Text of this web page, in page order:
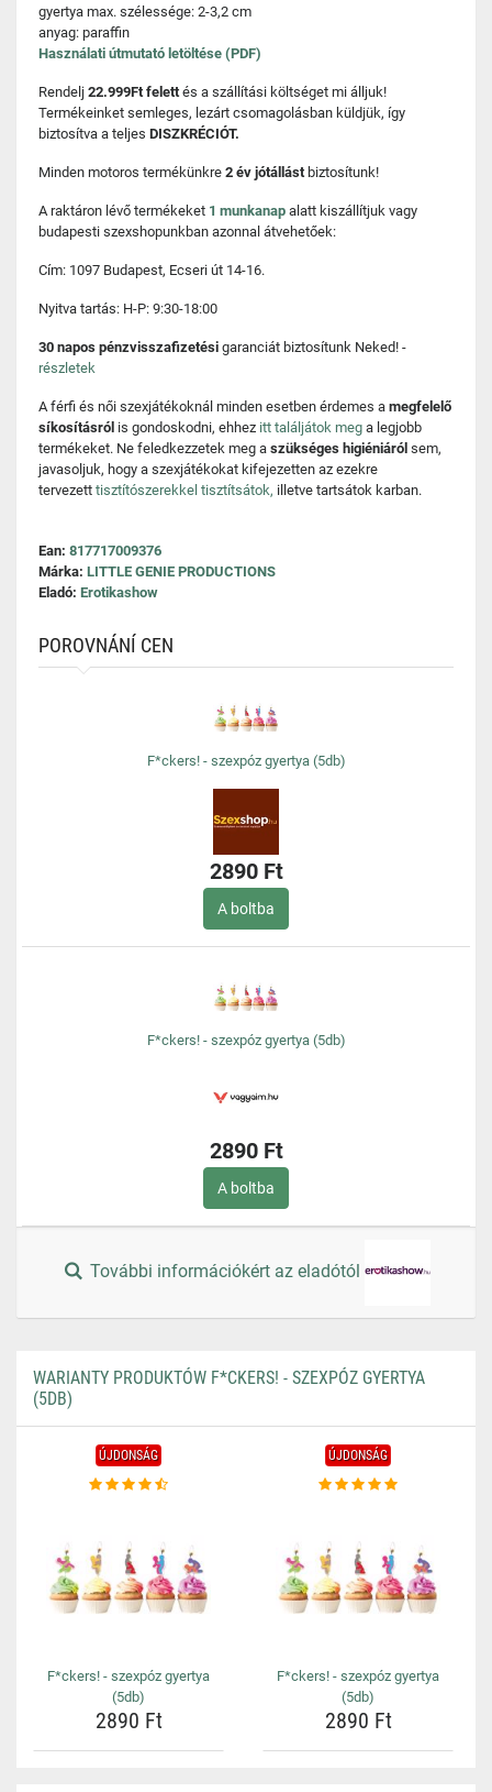
gyertya max. szélessége: 2-3,2 cm
anyag: paraffin
Használati útmutató letöltése (PDF)
Rendelj 22.999Ft felettés a szállítási költséget mi álljuk!
Termékeinket semleges, lezárt csomagolásban küldjük, így
biztosítva a teljes DISZKRÉCIÓT.
Minden motoros termékünkre 2 év jótállást biztosítunk!
A raktáron lévő termékeket 1 munkanap alatt kiszállítjuk vagy
budapesti szexshopunkban azonnal átvehetőek:
Cím: 1097 Budapest, Ecseri út 14-16.
Nyitva tartás: H-P: 9:30-18:00
30 napos pénzvisszafizetési garanciát biztosítunk Neked! -
részletek
A férfi és női szexjátékoknál minden esetben érdemes a megfelelő
síkosításról is gondoskodni, ehhez itt találjátok meg a legjobb
termékeket. Ne feledkezzetek meg a szükséges higiéniáról sem,
javasoljuk, hogy a szexjátékokat kifejezetten az ezekre
tervezett tisztítószerekkel tisztítsátok, illetve tartsátok karban.
Ean: 817717009376
Márka: LITTLE GENIE PRODUCTIONS
Eladó: Erotikashow
POROVNÁNÍ CEN
F*ckers! - szexpóz gyertya (5db)
2890 Ft
A boltba
F*ckers! - szexpóz gyertya (5db)
2890 Ft
A boltba
További információkért az eladótól
WARIANTY PRODUKTÓW F*CKERS! - SZEXPÓZ GYERTYA
(5DB)
ÚJDONSÁG
F*ckers! - szexpóz gyertya
(5db)
2890 Ft
ÚJDONSÁG
F*ckers! - szexpóz gyertya
(5db)
2890 Ft